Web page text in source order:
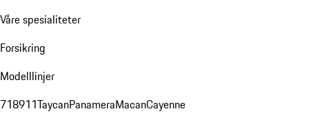
Våre spesialiteter
Forsikring
Modelllinjer
718911TaycanPanameraMacanCayenne